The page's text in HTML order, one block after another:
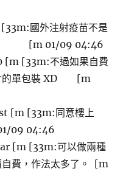
國外注射疫苗不是
[m 01/09 04:46
[33m:不過如果自費
的單包裝 XD [m
[m [33m:同意樓上
[m [33m:可以做兩種
自費，作法太多了。 [m